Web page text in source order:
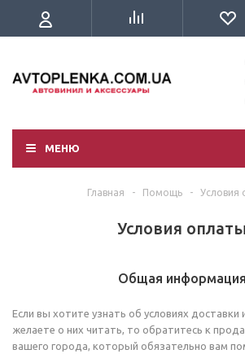
МЕНЮ
Главная - Помощь - Условия
Условия оплаты
Общая информация
Если вы хотите узнать об условиях доставки
желаете о них читать, то обратитесь к
вашего города, который обязательно вам